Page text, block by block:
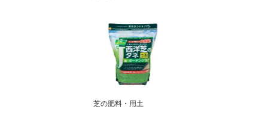
芝の肥料・用土